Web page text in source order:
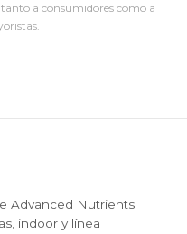
a consumidores como a
Advanced Nutrients
indoor y línea